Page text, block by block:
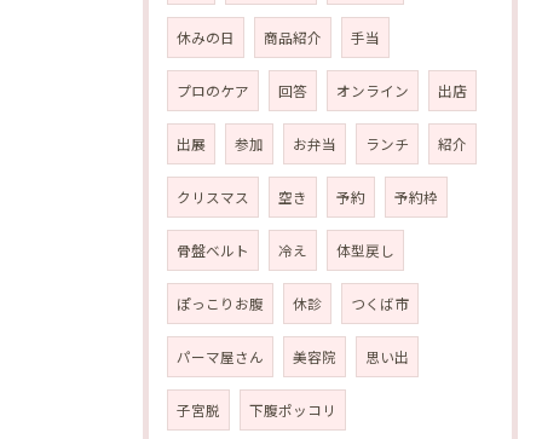
休みの日 商品紹介 手当
プロのケア 回答 オンライン 出店
出展 参加 お弁当 ランチ 紹介
クリスマス 空き 予約 予約枠
骨盤ベルト 冷え 体型戻し
ぽっこりお腹 休診 つくば市
パーマ屋さん 美容院 思い出
子宮脱 下腹ポッコリ